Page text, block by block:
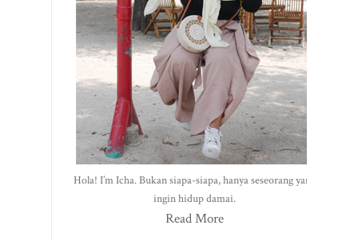
Hola! I’m Icha. Bukan siapa-siapa, hanya seseorang yang
ingin hidup damai.
Read More